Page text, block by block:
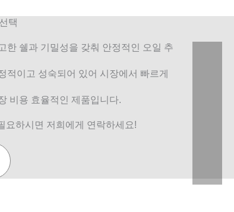
택
한 쉘과 기밀성을 갖춰 안정적인 오일 추
적이고 성숙되어 있어 시장에서 빠르게
비용 효율적인 제품입니다.
요하시면 저희에게 연락하세요!